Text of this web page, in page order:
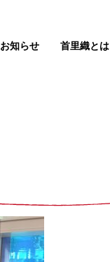
お知らせ 首里織とは